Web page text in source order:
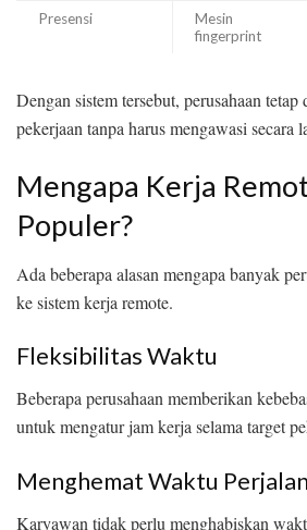
Presensi
Mesin
fingerprint
Dengan sistem tersebut, perusahaan
pekerjaan tanpa harus mengawasi secara
Mengapa Kerja
Populer?
Ada beberapa alasan mengapa banyak
ke sistem kerja remote.
Fleksibilitas Waktu
Beberapa perusahaan memberikan
untuk mengatur jam kerja selama target
Menghemat Waktu
Karyawan tidak perlu menghabiskan